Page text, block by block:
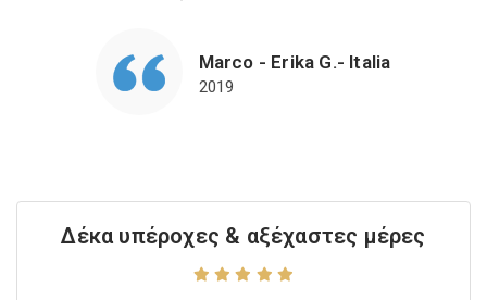
Marco - Erika G.- Italia
2019
Δέκα υπέροχες & αξέχαστες μέρες